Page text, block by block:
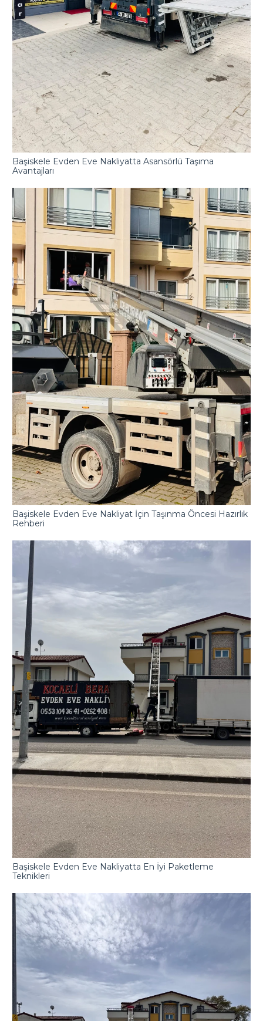
Başiskele Evden Eve Nakliyatta Asansörlü Taşıma
Avantajları
Başiskele Evden Eve Nakliyat İçin Taşınma Öncesi Hazırlık
Rehberi
Başiskele Evden Eve Nakliyatta En İyi Paketleme
Teknikleri